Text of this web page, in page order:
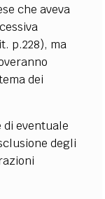
che aveva
p.228), ma
dei
di eventuale
degli